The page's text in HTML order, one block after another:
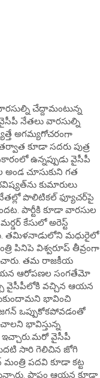
చేద్దామంటున్న
నేతలు వారసుల్ని
అగమ్యగోచరంగా
కూడా సదరు పుత్ర
ఉన్నప్పుడు వైసీపీ
అండ చూసుకుని గత
కుమారులు
నేతల్లో పొలిటికల్ ఫ్యూచర్‌పై
పార్టీకి కూడా వారసుల
కేసులో అరెస్ట్
తమిళనాడులోని మధురైలో
పినిపె విశ్వరూప్ తీవ్రంగా
తమ రాజకీయ
ఆయన ఆరోపణల సంగతేమో
వైసీపీలోకి వచ్చిన ఆయన
భావించి
ఒప్పుకోకపోవడంతో
భావిస్తున్న
ఇచ్చారు.మరో వైసీపీ
సారి గెలిచిన జోగి
పదవి కూడా కట్ట
పాపం ఆయన కూడా